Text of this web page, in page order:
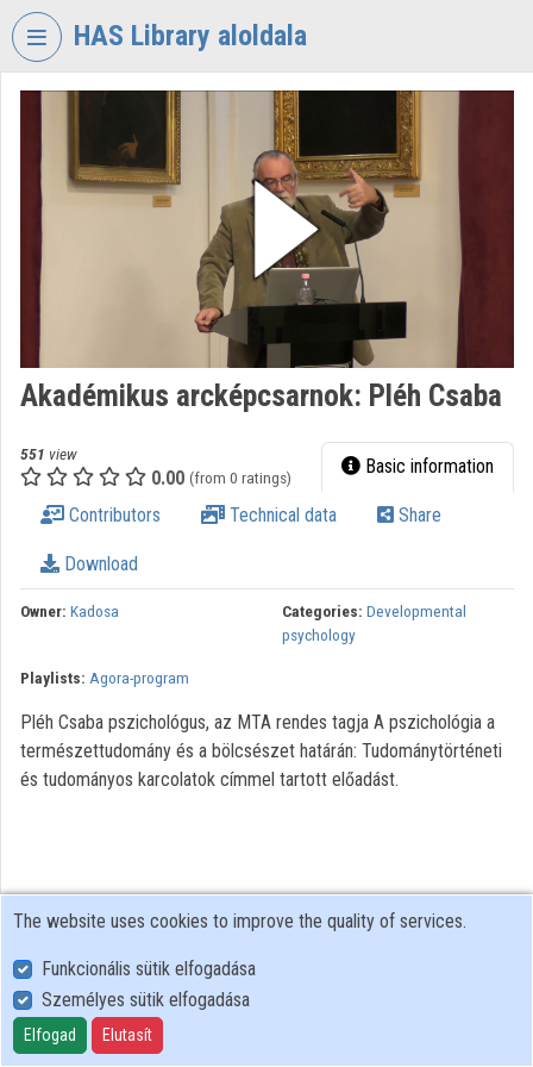
Skip header
HAS Library aloldala
TORIUM
HUNGARIAN
ACADEMY
LIBRARY
Categories
Organization playlists
Akadémikus arcképcsarnok: Pléh Csaba
551 view
0.00 (from 0 ratings) Basic information
Contributors Technical data Share
Download
Owner: Kadosa Categories: Developmental
psychology
Playlists: Agora-program
Pléh Csaba pszichológus, az MTA rendes tagja A pszichológia a
természettudomány és a bölcsészet határán: Tudománytörténeti
és tudományos karcolatok címmel tartott előadást.
User Policy
Adatkezelési tájékoztató (en)
Cookie Policy
The website uses cookies to improve the quality of services.
Funkcionális sütik elfogadása
Személyes sütik elfogadása
Elfogad Elutasít